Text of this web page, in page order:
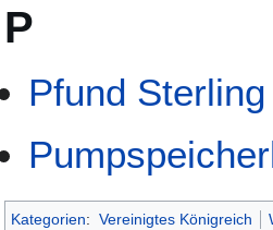
P
Pfund Sterling
Kategorien: Vereinigtes Königreich